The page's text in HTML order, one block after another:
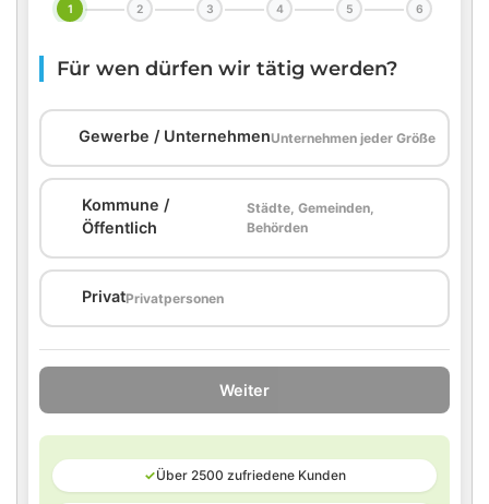
1 2 3 4 5 6
Für wen dürfen wir tätig werden?
Gewerbe / UnternehmenUnternehmen jeder Größe
Kommune /
Öffentlich
Städte, Gemeinden,
Behörden
PrivatPrivatpersonen
Weiter
✓Über 2500 zufriedene Kunden